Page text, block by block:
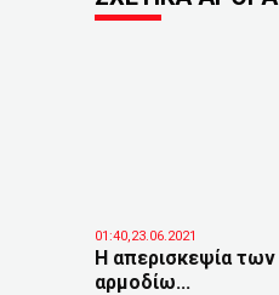
01:40,23.06.2021
Η απερισκεψία των
αρμοδίω...